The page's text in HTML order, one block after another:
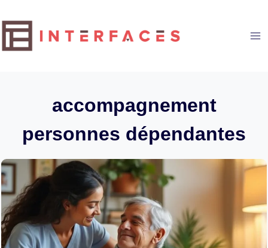
au
contenu
accompagnement
personnes dépendantes